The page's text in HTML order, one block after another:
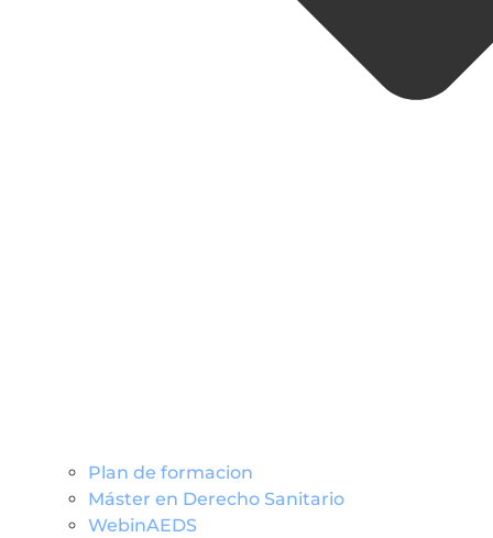
Plan de formacion
Máster en Derecho Sanitario
WebinAEDS